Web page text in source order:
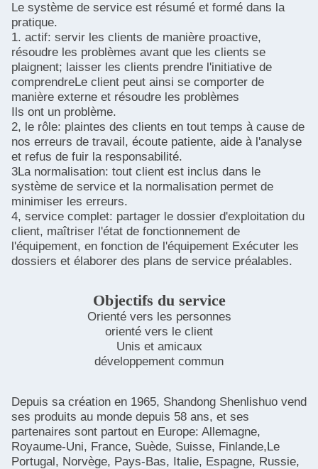
Laisser un message
Nous vous rappellerons bientôt!
Le système de service est résumé et formé dans la
pratique.
1. actif: servir les clients de manière proactive,
résoudre les problèmes avant que les clients se
plaignent; laisser les clients prendre l'initiative de
comprendreLe client peut ainsi se comporter de
manière externe et résoudre les problèmes
Ils ont un problème.
2, le rôle: plaintes des clients en tout temps à cause de
nos erreurs de travail, écoute patiente, aide à l'analyse
et refus de fuir la responsabilité.
3La normalisation: tout client est inclus dans le
système de service et la normalisation permet de
minimiser les erreurs.
4, service complet: partager le dossier d'exploitation du
client, maîtriser l'état de fonctionnement de
l'équipement, en fonction de l'équipement Exécuter les
dossiers et élaborer des plans de service préalables.
Objectifs du service
Orienté vers les personnes
orienté vers le client
Unis et amicaux
développement commun
Depuis sa création en 1965, Shandong Shenlishuo vend
ses produits au monde depuis 58 ans, et ses
partenaires sont partout en Europe: Allemagne,
Royaume-Uni, France, Suède, Suisse, Finlande,Le
Portugal, Norvège, Pays-Bas, Italie, Espagne, Russie,